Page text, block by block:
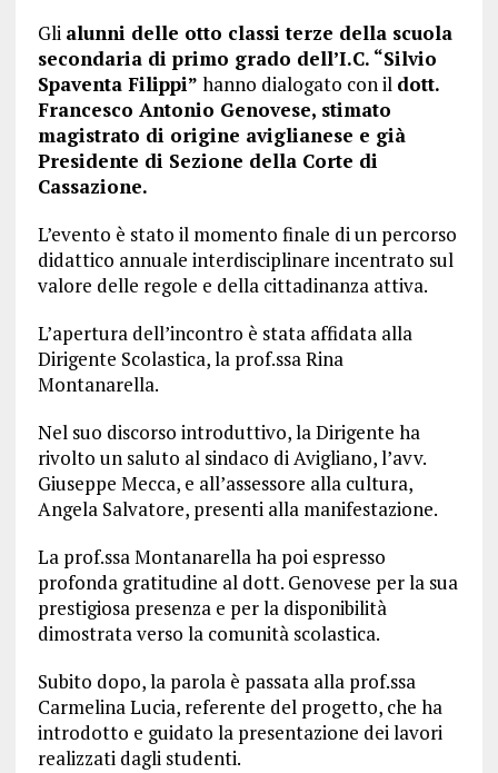
Gli alunni delle otto classi terze della scuola
secondaria di primo grado dell’I.C. “Silvio
Spaventa Filippi” hanno dialogato con il dott.
Francesco Antonio Genovese, stimato
magistrato di origine aviglianese e già
Presidente di Sezione della Corte di
Cassazione.
L’evento è stato il momento finale di un percorso
didattico annuale interdisciplinare incentrato sul
valore delle regole e della cittadinanza attiva.
L’apertura dell’incontro è stata affidata alla
Dirigente Scolastica, la prof.ssa Rina
Montanarella.
Nel suo discorso introduttivo, la Dirigente ha
rivolto un saluto al sindaco di Avigliano, l’avv.
Giuseppe Mecca, e all’assessore alla cultura,
Angela Salvatore, presenti alla manifestazione.
La prof.ssa Montanarella ha poi espresso
profonda gratitudine al dott. Genovese per la sua
prestigiosa presenza e per la disponibilità
dimostrata verso la comunità scolastica.
Subito dopo, la parola è passata alla prof.ssa
Carmelina Lucia, referente del progetto, che ha
introdotto e guidato la presentazione dei lavori
realizzati dagli studenti.